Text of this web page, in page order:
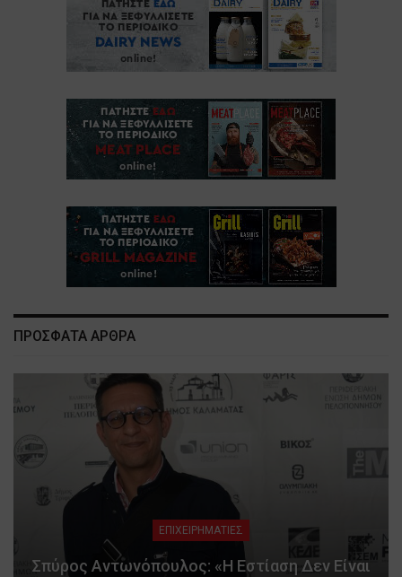
ΠΡΟΣΦΑΤΑ ΑΡΘΡΑ
ΕΠΙΧΕΙΡΗΜΑΤΙΕΣ
Σπύρος Αντωνόπουλος: «Η Εστίαση Δεν Είναι